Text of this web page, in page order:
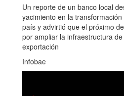
Un reporte de un banco local
yacimiento en la
país y advirtió que el próximo
por ampliar la infraestructura
exportación
Infobae